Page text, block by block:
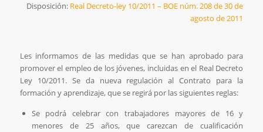
Disposición: Real Decreto-ley 10/2011 – BOE núm. 208 de 30 de
agosto de 2011
Les informamos de las medidas que se han aprobado para
promover el empleo de los jóvenes, incluidas en el Real Decreto
Ley 10/2011. Se da nueva regulación al Contrato para la
formación y aprendizaje, que se regirá por las siguientes reglas:
Se podrá celebrar con trabajadores mayores de 16 y
menores de 25 años, que carezcan de cualificación